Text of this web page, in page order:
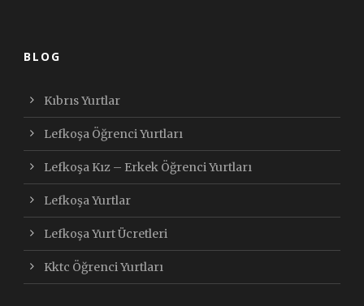
BLOG
Kıbrıs Yurtlar
Lefkoşa Öğrenci Yurtları
Lefkoşa Kız – Erkek Öğrenci Yurtları
Lefkoşa Yurtlar
Lefkoşa Yurt Ücretleri
Kktc Öğrenci Yurtları